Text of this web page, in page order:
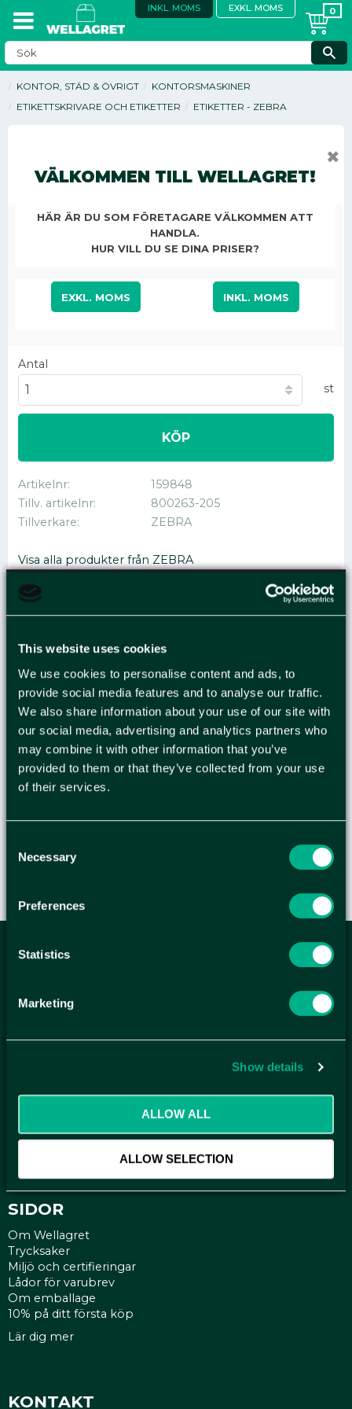
This website uses cookies
We use cookies to personalise content and ads, to
provide social media features and to analyse our traffic.
We also share information about your use of our site with
our social media, advertising and analytics partners who
may combine it with other information that you’ve
provided to them or that they’ve collected from your use
of their services.
Selection
Necessary
Preferences
Statistics
Marketing
Show details
ALLOW ALL
ALLOW SELECTION
INKL. MOMS EXKL. MOMS
KONTOR, STÄD & ÖVRIGT
KONTORSMASKINER
ETIKETTSKRIVARE OCH ETIKETTER
ETIKETTER - ZEBRA
Antal
st
KÖP
Artikelnr
159848
Tillv. artikelnr
800263-205
Tillverkare
ZEBRA
Visa alla produkter från ZEBRA
ETIKETT ZEBRA
76X51MM 16440/FP
Etikett ZEBRA 76x51mm Kärna: 25 mm Diameter:
127mm Etiketter/rulle: 1370 Print Teknologi:
Direct Thermal Skrivartyp: Label Printers Storlek:
76mmx51mm Rullar/låda: 12 - Passar till: GK420,
ANMÄL DIG HÄR TILL WELLAGRETS
Få relevanta erbjudande och kampanjer, en möjlighet att
Kontakt
Köpvillkor
Reklamationer
SIDOR
Om Wellagret
Trycksaker
Miljö och certifieringar
Lådor för varubrev
Om emballage
10% på ditt första köp
Lär dig mer
KONTAKT
VÄLKOMMEN TILL WELLAGRET!
HÄR ÄR DU SOM FÖRETAGARE VÄLKOMMEN ATT
HANDLA.
HUR VILL DU SE DINA PRISER?
EXKL. MOMS INKL. MOMS
✖